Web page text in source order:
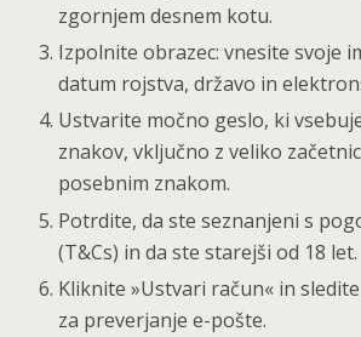
zgornjem desnem kotu.
Izpolnite obrazec: vnesite svoje
datum rojstva, državo in
Ustvarite močno geslo, ki
znakov, vključno z veliko
posebnim znakom.
Potrdite, da ste seznanjeni s
(T&Cs) in da ste starejši od 18 let.
Kliknite »Ustvari račun« in
za preverjanje e-pošte.